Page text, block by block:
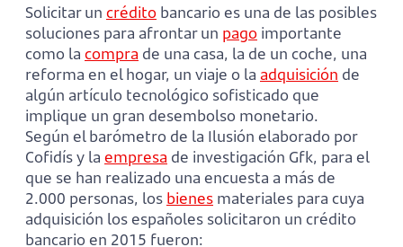
Solicitar un crédito bancario es una de las posibles
soluciones para afrontar un pago importante
como la compra de una casa, la de un coche, una
reforma en el hogar, un viaje o la adquisición de
algún artículo tecnológico sofisticado que
implique un gran desembolso monetario.
Según el barómetro de la Ilusión elaborado por
Cofidís y la empresa de investigación Gfk, para el
que se han realizado una encuesta a más de
2.000 personas, los bienes materiales para cuya
adquisición los españoles solicitaron un crédito
bancario en 2015 fueron: